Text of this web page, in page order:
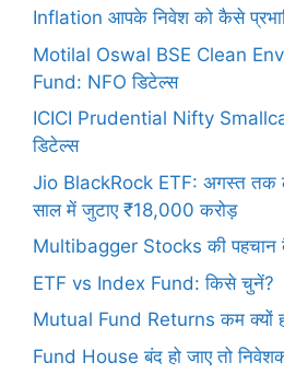
Inflation आपके निवेश को कैसे
Motilal Oswal BSE Clean
Fund: NFO डिटेल्स
ICICI Prudential Nifty
डिटेल्स
Jio BlackRock ETF: अगस्त तक
साल में जुटाए ₹18,000 करोड़
Multibagger Stocks की
ETF vs Index Fund: किसे चुनें?
Mutual Fund Returns कम क्यों
Fund House बंद हो जाए तो